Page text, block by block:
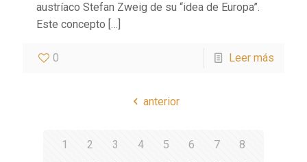
austríaco Stefan Zweig de su “idea de Europa”.
Este concepto […]
0 Leer más
anterior
1 2 3 4 5 6 7
8